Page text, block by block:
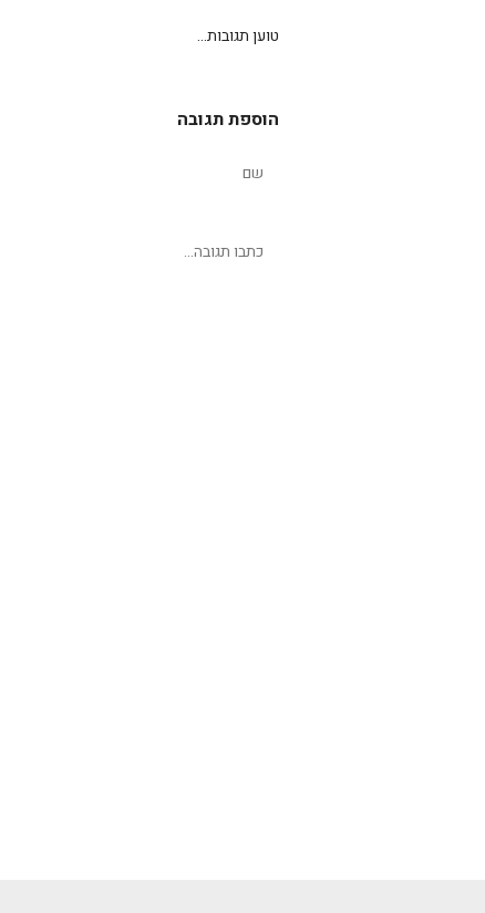
טוען תגובות...
הוספת תגובה